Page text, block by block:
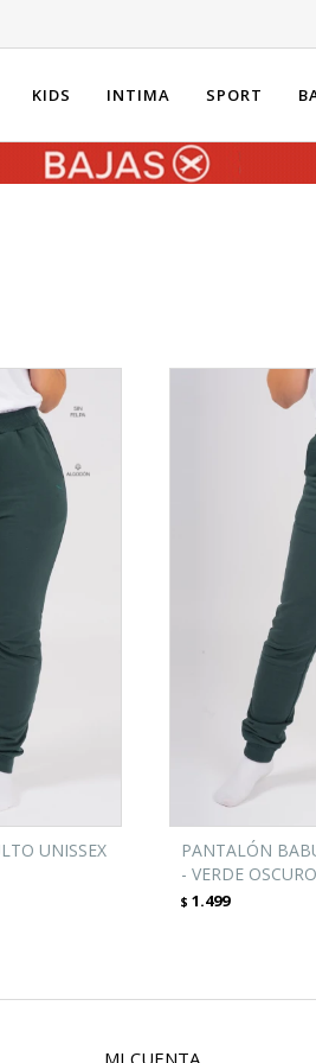
KIDS INTIMA SPORT
UNISSEX
PANTALÓN
- VERDE OSCURO
$ 1.499